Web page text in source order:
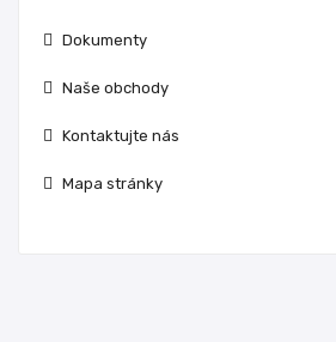
Dokumenty
Naše obchody
Kontaktujte nás
Mapa stránky